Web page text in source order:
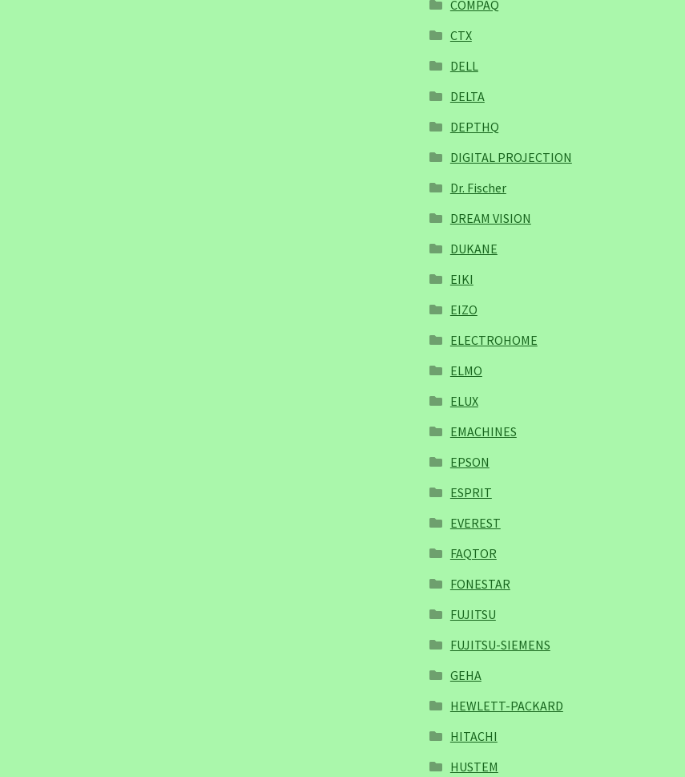
COMPAQ
CTX
DELL
DELTA
DEPTHQ
DIGITAL PROJECTION
Dr. Fischer
DREAM VISION
DUKANE
EIKI
EIZO
ELECTROHOME
ELMO
ELUX
EMACHINES
EPSON
ESPRIT
EVEREST
FAQTOR
FONESTAR
FUJITSU
FUJITSU-SIEMENS
GEHA
HEWLETT-PACKARD
HITACHI
HUSTEM